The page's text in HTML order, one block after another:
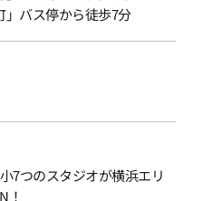
バス停から徒歩7分
7つのスタジオが横浜エリ
！